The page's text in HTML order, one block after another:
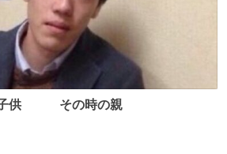
子供 その時の親